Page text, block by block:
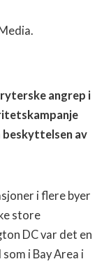
angrep i
av
i flere byer
store
DC var det en
i Bay Area i